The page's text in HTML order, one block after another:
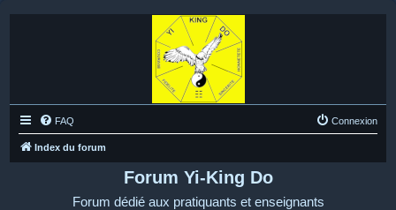
FAQ Connexion
Index du forum
Forum Yi-King Do
Forum dédié aux pratiquants et enseignants